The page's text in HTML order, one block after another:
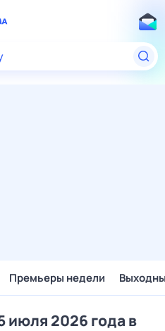
Премьеры недели
июля 2026 года в